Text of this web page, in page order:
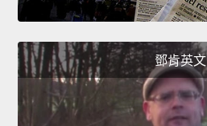
鄧肯英文